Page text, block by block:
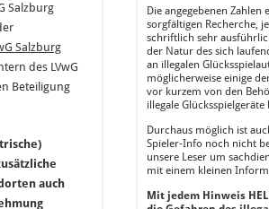
Salzburg
Salzburg
des LVwG
Beteiligung
auch
Die angegebenen Zahlen
sorgfältigen Recherche,
schriftlich sehr
der Natur des sich
an illegalen
möglicherweise einige
vor kurzem von den
illegale
Durchaus möglich ist
Spieler-Info noch nicht
unsere Leser um
mit einem kleinen
Mit jedem Hinweis